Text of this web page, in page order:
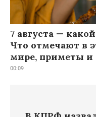
7 августа —
Что отмечают в
мире, приметы и
00:09